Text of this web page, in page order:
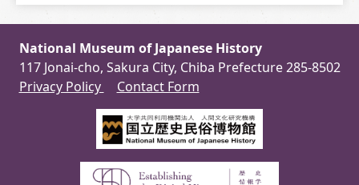
National Museum of Japanese History
117 Jonai-cho, Sakura City, Chiba Prefecture 285-8502
Privacy Policy
Contact Form